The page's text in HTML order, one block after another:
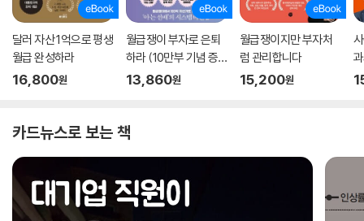
달러 자산 1억으로 평생
월급 완성하라
16,800원
월급쟁이 부자로 은퇴
하라 (10만부 기념 증
보판)
13,860원
월급쟁이지만 부자처
럼 관리합니다
15,200원
카드뉴스로 보는 책